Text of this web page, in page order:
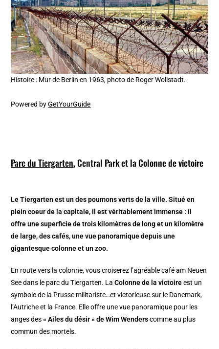
Histoire : Mur de Berlin en 1963, photo de Roger Wollstadt.
Powered byGetYourGuide
Parc du Tiergarten, Central Park et la Colonne de victoire
Le Tiergarten est un des poumons verts de la ville. Situé en
plein coeur de la capitale, il est véritablement immense : il
offre une superficie de trois kilomètres de long et un kilomètre
de large, des cafés, une vue panoramique depuis une
gigantesque colonne et un zoo.
En route vers la colonne, vous croiserez l’agréable café am Neuen
See dans le parc du Tiergarten. LaColonne de la victoireest un
symbole de la Prusse militariste…et victorieuse sur le Danemark,
l’Autriche et la France. Elle offre une vue panoramique pour les
anges des« Ailes du désir » de Wim Wenderscomme au plus
commun des mortels.